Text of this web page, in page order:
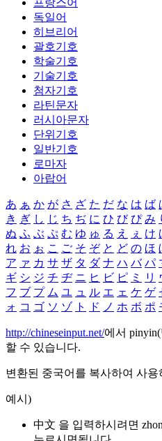
프랑스어
독일어
히브리어
괄호기호
학술기호
기술기호
첨자기호
라틴문자
러시아문자
단위기호
일반기호
로마자
아랍어
あ ぁ か が さ ざ た だ な は ば
き ぎ し じ ち ぢ に ひ び ぴ み
ぬ ふ ぶ ぷ む ゆ ゅ る え ぇ け
れ お ぉ こ ご そ ぞ と ど の ほ
ア ァ カ サ ザ タ ダ ナ ハ バ パ
ギ シ ジ チ ヂ ニ ヒ ビ ピ ミ リ
フ ブ プ ム ユ ュ ル エ ェ ケ ゲ
ォ コ ゴ ソ ゾ ト ド ノ ホ ボ ポ
http://chineseinput.net/에서
할 수 있습니다.
변환된 중국어를 복사하여 사용
예시)
中文 을 입력하시려면